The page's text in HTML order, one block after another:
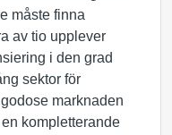
måste finna
av tio upplever
i den grad
sektor för
marknaden
kompletterande